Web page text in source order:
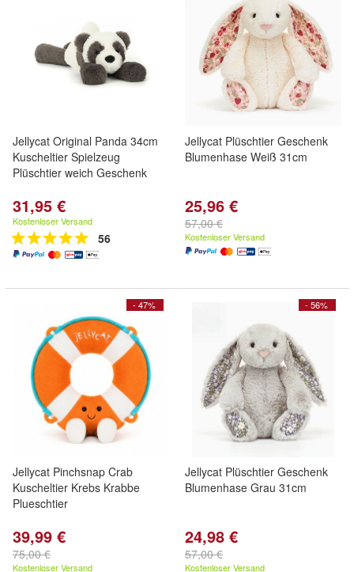
Jellycat Original Panda 34cm
Kuscheltier Spielzeug
Plüschtier weich Geschenk
31,95 €
Kostenloser Versand
56
Jellycat Plüschtier Geschenk
Blumenhase Weiß 31cm
25,96 €
57,00 €
Kostenloser Versand
- 47%
Jellycat Pinchsnap Crab
Kuscheltier Krebs Krabbe
Plueschtier
39,99 €
75,00 €
Kostenloser Versand
- 56%
Jellycat Plüschtier Geschenk
Blumenhase Grau 31cm
24,98 €
57,00 €
Kostenloser Versand